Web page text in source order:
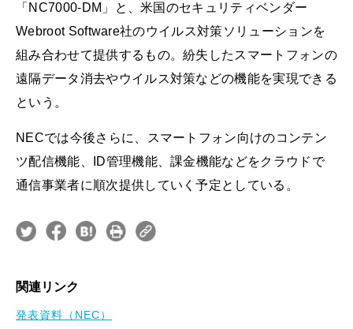
「NC7000-DM」と、米国のセキュリティベンダー
Webroot Software社のウイルス対策ソリューションを
組み合わせて提供するもの。紛失したスマートフォンの
遠隔データ消去やウイルス対策などの機能を実現できる
という。
NECでは今後さらに、スマートフォン向けのコンテン
ツ配信機能、ID管理機能、課金機能などをクラウドで
通信事業者に順次提供していく予定としている。
関連リンク
発表資料（NEC）